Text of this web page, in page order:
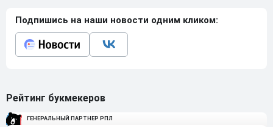
Подпишись на наши новости одним кликом:
Рейтинг букмекеров
ГЕНЕРАЛЬНЫЙ ПАРТНЕР РПЛ